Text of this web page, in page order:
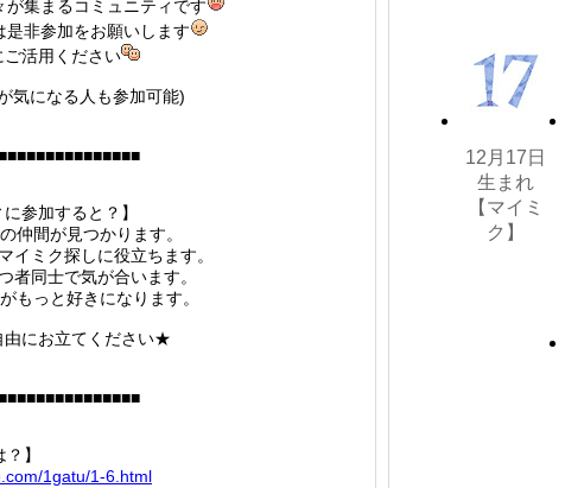
が集まるコミュニティです
是非参加をお願いします
活用ください
気になる人も参加可能)
参加すると？】
間が見つかります。
ミク探しに役立ちます。
同士で気が合います。
っと好きになります。
にお立てください★
】
/1gatu/1-6.html
12月17日
生まれ
【マイミ
ク】